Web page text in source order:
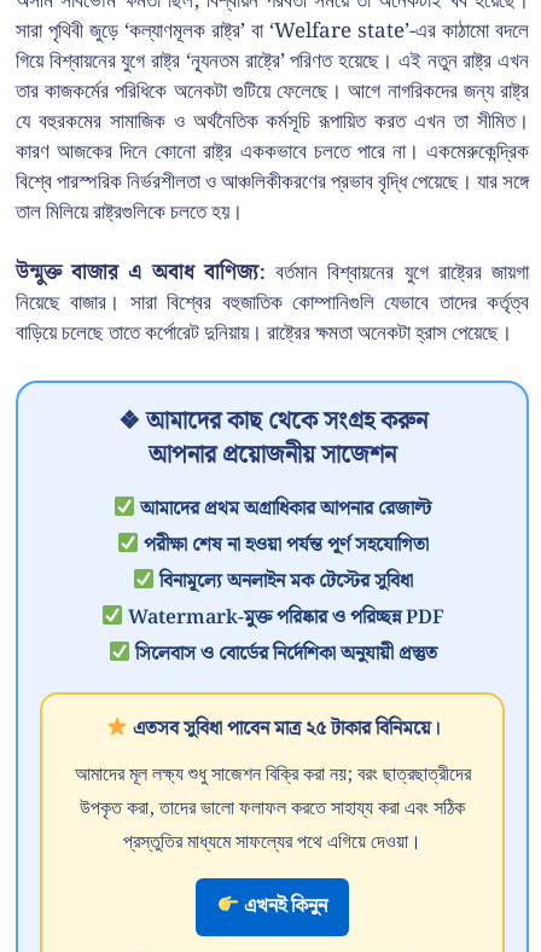
সারা পৃথিবী জুড়ে ‘কল্যাণমূলক রাষ্ট্র’ বা ‘Welfare state’-এর কাঠামো বদলে
গিয়ে বিশ্বায়নের যুগে রাষ্ট্র ‘ন্যূনতম রাষ্ট্রে’ পরিণত হয়েছে। এই নতুন রাষ্ট্র এখন
তার কাজকর্মের পরিধিকে অনেকটা গুটিয়ে ফেলেছে। আগে নাগরিকদের জন্য রাষ্ট্র
যে বহুরকমের সামাজিক ও অর্থনৈতিক কর্মসূচি রূপায়িত করত এখন তা সীমিত।
কারণ আজকের দিনে কোনো রাষ্ট্র এককভাবে চলতে পারে না। একমেরুকেন্দ্রিক
বিশ্বে পারস্পরিক নির্ভরশীলতা ও আঞ্চলিকীকরণের প্রভাব বৃদ্ধি পেয়েছে। যার সঙ্গে
তাল মিলিয়ে রাষ্ট্রগুলিকে চলতে হয়।
উন্মুক্ত বাজার এ অবাধ বাণিজ্য: বর্তমান বিশ্বায়নের যুগে রাষ্ট্রের জায়গা
নিয়েছে বাজার। সারা বিশ্বের বহুজাতিক কোম্পানিগুলি যেভাবে তাদের কর্তৃত্ব
বাড়িয়ে চলেছে তাতে কর্পোরেট দুনিয়ায়। রাষ্ট্রের ক্ষমতা অনেকটা হ্রাস পেয়েছে।
❖ আমাদের কাছ থেকে সংগ্রহ করুন
আপনার প্রয়োজনীয় সাজেশন
আমাদের প্রথম অগ্রাধিকার আপনার রেজাল্ট
পরীক্ষা শেষ না হওয়া পর্যন্ত পূর্ণ সহযোগিতা
বিনামূল্যে অনলাইন মক টেস্টের সুবিধা
Watermark-মুক্ত পরিষ্কার ও পরিচ্ছন্ন PDF
সিলেবাস ও বোর্ডের নির্দেশিকা অনুযায়ী প্রস্তুত
এতসব সুবিধা পাবেন মাত্র ২৫ টাকার বিনিময়ে।
আমাদের মূল লক্ষ্য শুধু সাজেশন বিক্রি করা নয়; বরং ছাত্রছাত্রীদের
উপকৃত করা, তাদের ভালো ফলাফল করতে সাহায্য করা এবং সঠিক
প্রস্তুতির মাধ্যমে সাফল্যের পথে এগিয়ে দেওয়া।
এখনই কিনুন